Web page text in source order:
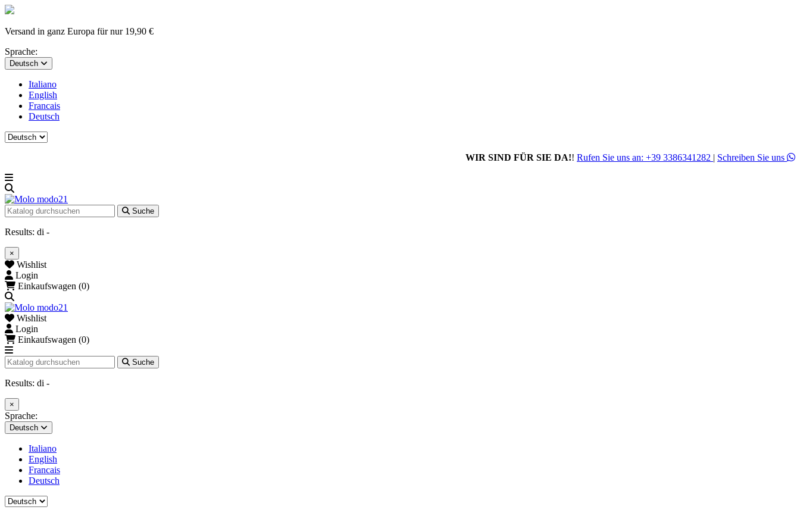
Versand in ganz Europa für nur 19,90 €
Sprache:
Deutsch
Italiano
English
Francais
Deutsch
WIR SIND FÜR SIE DA!! Rufen Sie uns an: +39 3386341282 | Schreiben Sie uns
Suche
Results: di -
×
Wishlist
Login
Einkaufswagen (0)
Wishlist
Login
Einkaufswagen (0)
Suche
Results: di -
×
Sprache:
Deutsch
Italiano
English
Francais
Deutsch